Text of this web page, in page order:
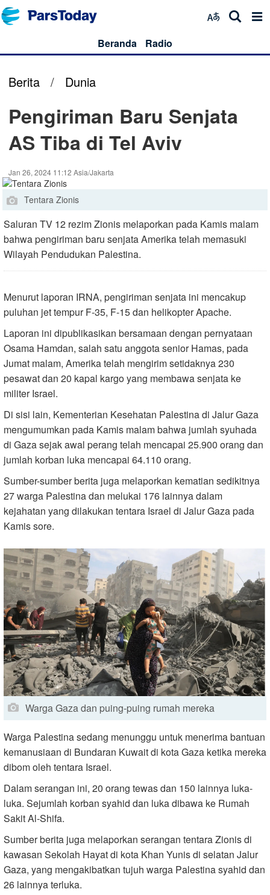
Beranda Radio
Berita / Dunia
Pengiriman Baru Senjata
AS Tiba di Tel Aviv
Jan 26, 2024 11:12 Asia/Jakarta
Tentara Zionis
Saluran TV 12 rezim Zionis melaporkan pada Kamis malam
bahwa pengiriman baru senjata Amerika telah memasuki
Wilayah Pendudukan Palestina.
Menurut laporan IRNA, pengiriman senjata ini mencakup
puluhan jet tempur F-35, F-15 dan helikopter Apache.
Laporan ini dipublikasikan bersamaan dengan pernyataan
Osama Hamdan, salah satu anggota senior Hamas, pada
Jumat malam, Amerika telah mengirim setidaknya 230
pesawat dan 20 kapal kargo yang membawa senjata ke
militer Israel.
Di sisi lain, Kementerian Kesehatan Palestina di Jalur Gaza
mengumumkan pada Kamis malam bahwa jumlah syuhada
di Gaza sejak awal perang telah mencapai 25.900 orang dan
jumlah korban luka mencapai 64.110 orang.
Sumber-sumber berita juga melaporkan kematian sedikitnya
27 warga Palestina dan melukai 176 lainnya dalam
kejahatan yang dilakukan tentara Israel di Jalur Gaza pada
Kamis sore.
Warga Gaza dan puing-puing rumah mereka
Warga Palestina sedang menunggu untuk menerima bantuan
kemanusiaan di Bundaran Kuwait di kota Gaza ketika mereka
dibom oleh tentara Israel.
Dalam serangan ini, 20 orang tewas dan 150 lainnya luka-
luka. Sejumlah korban syahid dan luka dibawa ke Rumah
Sakit Al-Shifa.
Sumber berita juga melaporkan serangan tentara Zionis di
kawasan Sekolah Hayat di kota Khan Yunis di selatan Jalur
Gaza, yang mengakibatkan tujuh warga Palestina syahid dan
26 lainnya terluka.